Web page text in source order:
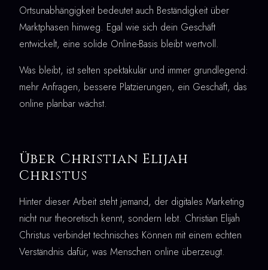
Ortsunabhängigkeit bedeutet auch Beständigkeit über
Marktphasen hinweg. Egal wie sich dein Geschäft
entwickelt, eine solide Online-Basis bleibt wertvoll.
Was bleibt, ist selten spektakulär und immer grundlegend:
mehr Anfragen, bessere Platzierungen, ein Geschäft, das
online planbar wächst.
Über Christian Elijah
Christus
Hinter dieser Arbeit steht jemand, der digitales Marketing
nicht nur theoretisch kennt, sondern lebt. Christian Elijah
Christus verbindet technisches Können mit einem echten
Verständnis dafür, was Menschen online überzeugt.